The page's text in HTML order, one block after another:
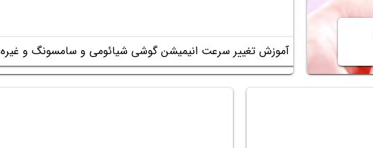
آموزش تغییر سرعت انیمیشن گوشی شیائومی و سامسونگ و غیره